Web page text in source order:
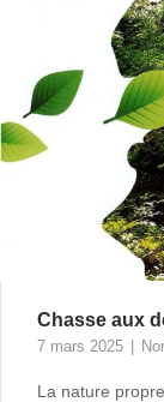
Chasse aux
7 mars 2025
La nature